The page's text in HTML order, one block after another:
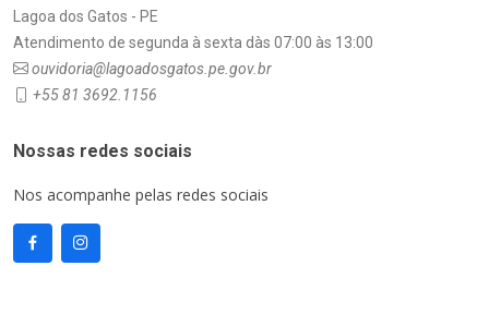
Lagoa dos Gatos - PE
Atendimento de segunda à sexta dàs 07:00 às 13:00
ouvidoria@lagoadosgatos.pe.gov.br
+55 81 3692.1156
Nossas redes sociais
Nos acompanhe pelas redes sociais